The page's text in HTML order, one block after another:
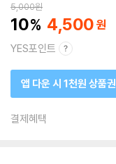
5,000원
10 4,500
YES포인트
앱 다운 시 1천원 상품권
결제혜택